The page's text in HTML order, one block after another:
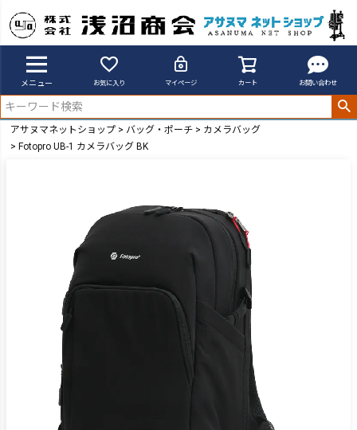
メニュー お気に入り マイページ カート お問い合わせ
アサヌマネットショップ バッグ・ポーチ
カメラバッグ
Fotopro UB-1 カメラバッグ BK